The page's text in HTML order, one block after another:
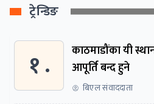
ट्रेन्डिङ
१ .
काठमाडौंका यी
आपूर्ति बन्द हुने
बिएल संवाददाता